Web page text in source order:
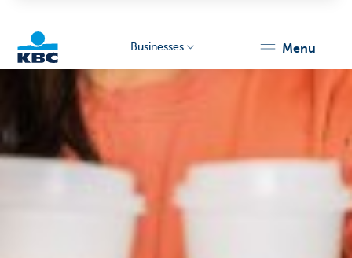
Businesses menu